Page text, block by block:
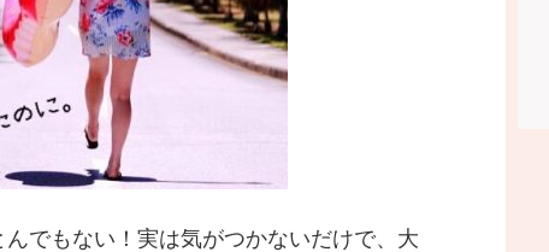
でもない！実は気がつかないだけで、大